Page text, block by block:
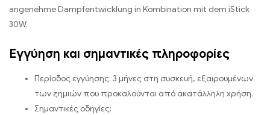
angenehme Dampfentwicklung in Kombination mit dem iStick
30W.
Εγγύηση και σημαντικές πληροφορίες
Περίοδος εγγύησης: 3 μήνες στη συσκευή, εξαιρουμένων
των ζημιών που προκαλούνται από ακατάλληλη χρήση.
Σημαντικές οδηγίες: